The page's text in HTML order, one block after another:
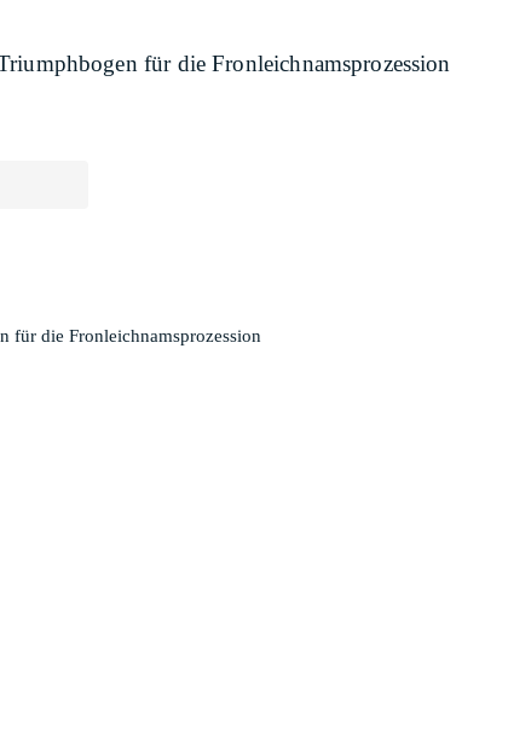
für die Fronleichnamsprozession
für die Fronleichnamsprozession